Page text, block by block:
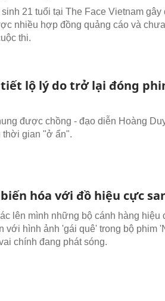
21 tuổi tại The Face Vietnam gây
nhiều hợp đồng quảng cáo và
thi.
lộ lý do trở lại đóng
được chồng - đạo diễn Hoàng
thời gian "ở ẩn".
hóa với đồ hiệu cực
lên mình những bộ cánh hàng hiệu
với hình ảnh 'gái quê' trong bộ phim
chính đang phát sóng.